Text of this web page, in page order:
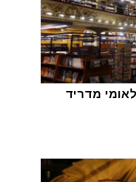
מדריד